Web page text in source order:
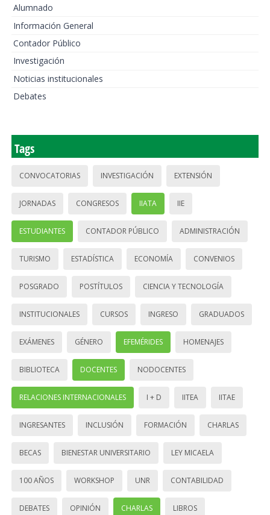
Alumnado
Información General
Contador Público
Investigación
Noticias institucionales
Debates
Tags
CONVOCATORIAS INVESTIGACIÓN EXTENSIÓN
JORNADAS CONGRESOS IIATA IIE
ESTUDIANTES CONTADOR PÚBLICO ADMINISTRACIÓN
TURISMO ESTADÍSTICA ECONOMÍA CONVENIOS
POSGRADO POSTÍTULOS CIENCIA Y TECNOLOGÍA
INSTITUCIONALES CURSOS INGRESO GRADUADOS
EXÁMENES GÉNERO EFEMÉRIDES HOMENAJES
BIBLIOTECA DOCENTES NODOCENTES
RELACIONES INTERNACIONALES I + D IITEA IITAE
INGRESANTES INCLUSIÓN FORMACIÓN CHARLAS
BECAS BIENESTAR UNIVERSITARIO LEY MICAELA
100 AÑOS WORKSHOP UNR CONTABILIDAD
DEBATES OPINIÓN CHARLAS LIBROS